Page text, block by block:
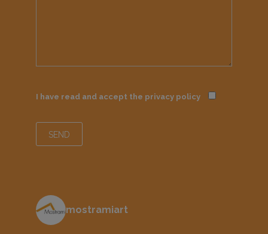
I have read and accept the privacy policy
mostramiart